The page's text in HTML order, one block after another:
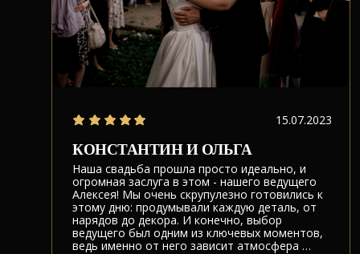
15.07.2023
Наша свадьба прошла просто идеально, и
огромная заслуга в этом - нашего ведущего
Алексея! Мы очень скрупулезно готовились к
этому дню: продумывали каждую деталь, от
нарядов до декора. И конечно, выбор
ведущего был одним из ключевых моментов,
ведь именно от него зависит атмосфера …
КОНСТАНТИН И ОЛЬГА